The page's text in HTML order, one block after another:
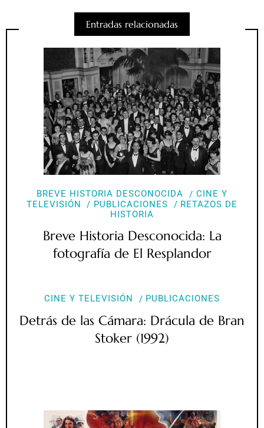
Entradas relacionadas
BREVE HISTORIA DESCONOCIDA
CINE Y
TELEVISIÓN
PUBLICACIONES
RETAZOS DE
HISTORIA
Breve Historia Desconocida: La
fotografía de El Resplandor
CINE Y TELEVISIÓN PUBLICACIONES
Detrás de las Cámara: Drácula de Bran
Stoker (1992)